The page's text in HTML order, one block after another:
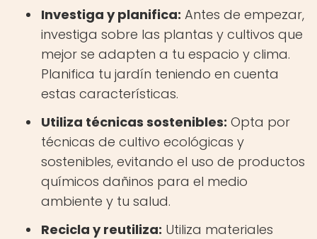
Investiga y planifica: Antes de empezar,
investiga sobre las plantas y cultivos que
mejor se adapten a tu espacio y clima.
Planifica tu jardín teniendo en cuenta
estas características.
Utiliza técnicas sostenibles: Opta por
técnicas de cultivo ecológicas y
sostenibles, evitando el uso de productos
químicos dañinos para el medio
ambiente y tu salud.
Recicla y reutiliza: Utiliza materiales